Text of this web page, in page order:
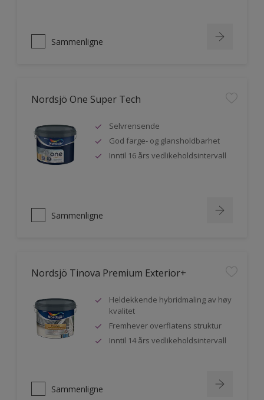
Sammenligne
Nordsjö One Super Tech
Selvrensende
God farge- og glansholdbarhet
Inntil 16 års vedlikeholdsintervall
Sammenligne
Nordsjö Tinova Premium Exterior+
Heldekkende hybridmaling av høy
kvalitet
Fremhever overflatens struktur
Inntil 14 års vedlikeholdsintervall
Sammenligne